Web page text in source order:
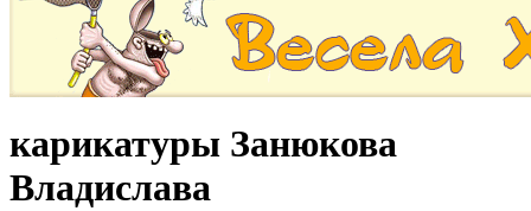
карикатуры Занюкова
Владислава